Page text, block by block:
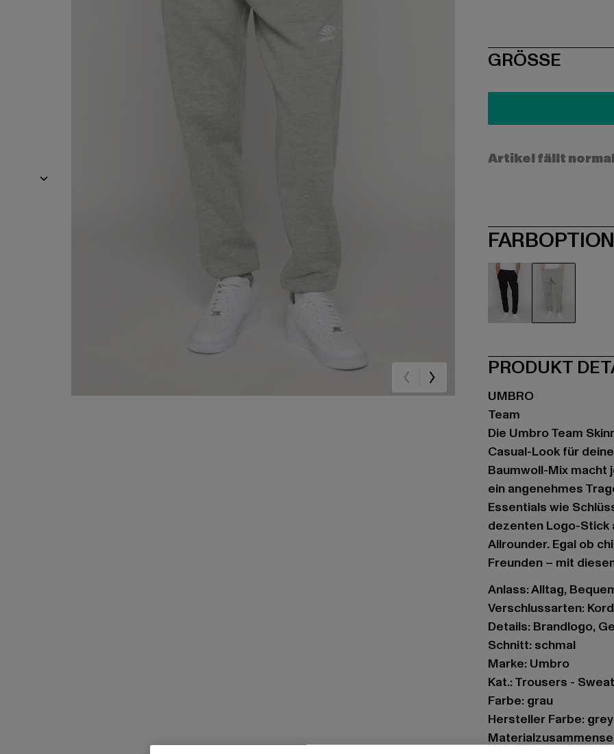
SIZE
GRÖSSE
Artikel fällt
PRODUKT
UMBRO
Team
Die Umbro Team
Casual-Look für
Baumwoll-Mix macht
ein angenehmes
Essentials wie
dezenten Logo-Stick
Allrounder. Egal ob
Freunden – mit
Anlass: Alltag,
Verschlussarten:
Details: Brandlogo,
Schnitt: schmal
Marke: Umbro
Kat.: Trousers - Sweat
Farbe: grau
Hersteller Farbe: